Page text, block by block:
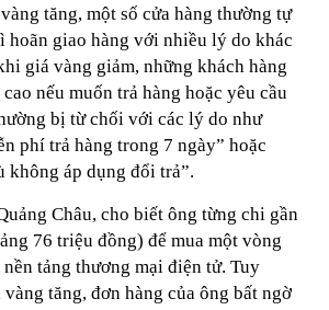
tăng, một số cửa hàng thường tự
hoãn giao hàng với nhiều lý do khác
giá vàng giảm, những khách hàng
nếu muốn trả hàng hoặc yêu cầu
bị từ chối với các lý do như
phí trả hàng trong 7 ngày” hoặc
không áp dụng đổi trả”.
Châu, cho biết ông từng chi gần
76 triệu đồng) để mua một vòng
tảng thương mại điện tử. Tuy
tăng, đơn hàng của ông bất ngờ